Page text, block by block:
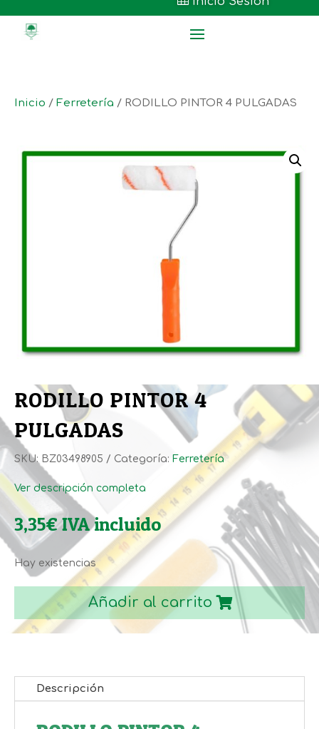
Inicio / Ferretería / RODILLO PINTOR 4 PULGADAS
RODILLO PINTOR 4
PULGADAS
SKU: BZ03498905 Categoría: Ferretería
Ver descripción completa
3,35€IVA incluido
Hay existencias
RODILLO
PINTOR
PULGADAS
Añadir al carrito
Descripción